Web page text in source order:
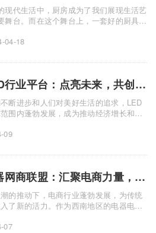
现代生活中，厨房成为了我们展现生活艺
舞台。而在这个舞台上，一套好的厨具就
呈现更加完美。今天，我要向大家介绍
04-18
贵州LED行业平台：点亮未来，共创辉煌
断进步和人们对美好生活的追求，LED
围内蓬勃发展，成为推动经济增长和产
平台应运而生，以其独特的优势和潜
09
西南电器网商联盟：汇聚电商力量，点亮西南电器新篇章
的推动下，电商行业蓬勃发展，为传统
了新的活力。作为西南地区的电器电商
引领着西南电器行业迈向新的高度。西
07